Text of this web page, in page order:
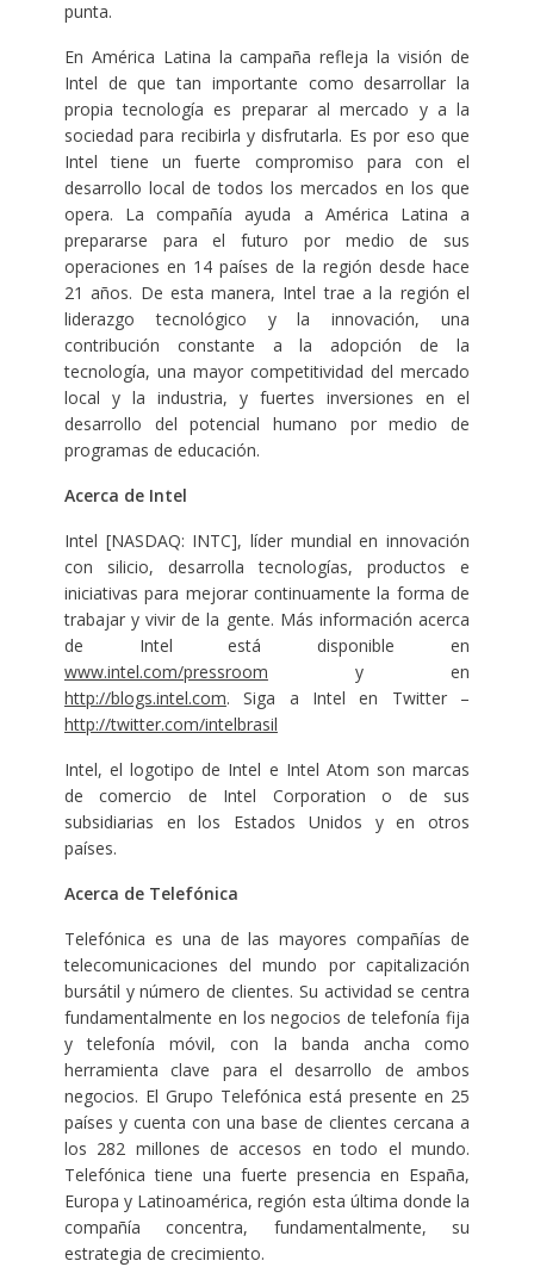
punta.
En América Latina la campaña refleja la visión de
Intel de que tan importante como desarrollar la
propia tecnología es preparar al mercado y a la
sociedad para recibirla y disfrutarla. Es por eso que
Intel tiene un fuerte compromiso para con el
desarrollo local de todos los mercados en los que
opera. La compañía ayuda a América Latina a
prepararse para el futuro por medio de sus
operaciones en 14 países de la región desde hace
21 años. De esta manera, Intel trae a la región el
liderazgo tecnológico y la innovación, una
contribución constante a la adopción de la
tecnología, una mayor competitividad del mercado
local y la industria, y fuertes inversiones en el
desarrollo del potencial humano por medio de
programas de educación.
Acerca de Intel
Intel [NASDAQ: INTC], líder mundial en innovación
con silicio, desarrolla tecnologías, productos e
iniciativas para mejorar continuamente la forma de
trabajar y vivir de la gente. Más información acerca
de Intel está disponible en
www.intel.com/pressroom y en
http://blogs.intel.com. Siga a Intel en Twitter –
http://twitter.com/intelbrasil
Intel, el logotipo de Intel e Intel Atom son marcas
de comercio de Intel Corporation o de sus
subsidiarias en los Estados Unidos y en otros
países.
Acerca de Telefónica
Telefónica es una de las mayores compañías de
telecomunicaciones del mundo por capitalización
bursátil y número de clientes. Su actividad se centra
fundamentalmente en los negocios de telefonía fija
y telefonía móvil, con la banda ancha como
herramienta clave para el desarrollo de ambos
negocios. El Grupo Telefónica está presente en 25
países y cuenta con una base de clientes cercana a
los 282 millones de accesos en todo el mundo.
Telefónica tiene una fuerte presencia en España,
Europa y Latinoamérica, región esta última donde la
compañía concentra, fundamentalmente, su
estrategia de crecimiento.